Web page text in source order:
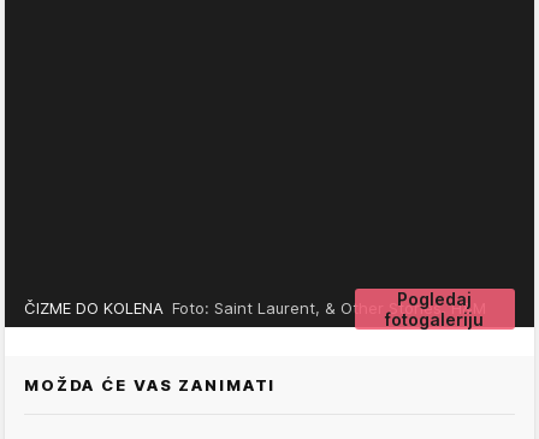
Pogledaj
fotogaleriju
ČIZME DO KOLENA Foto: Saint Laurent, & Other Stories, H&M
MOŽDA ĆE VAS ZANIMATI